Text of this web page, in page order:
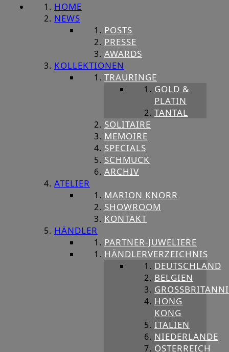
HOME
NEWS
POSTS
PRESSE
AWARDS
KOLLEKTIONEN
TRAURINGE
GOLD &
PLATIN
TANTAL
SOLITAIRE
MEMOIRE
SPECIALS
SCHMUCK
ARCHIV
ATELIER
MARION KNORR
SHOWROOM
KONTAKT
HÄNDLER
PARTNER-JUWELIERE
HÄNDLERVERZEICHNIS
DEUTSCHLAND
BELGIEN
HONG
KONG
ITALIEN
NIEDERLANDE
ÖSTERREICH